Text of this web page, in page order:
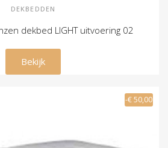
DEKBEDDEN
dekbed LIGHT uitvoering 02
€ 169,00
Bekijk
-€ 50,00